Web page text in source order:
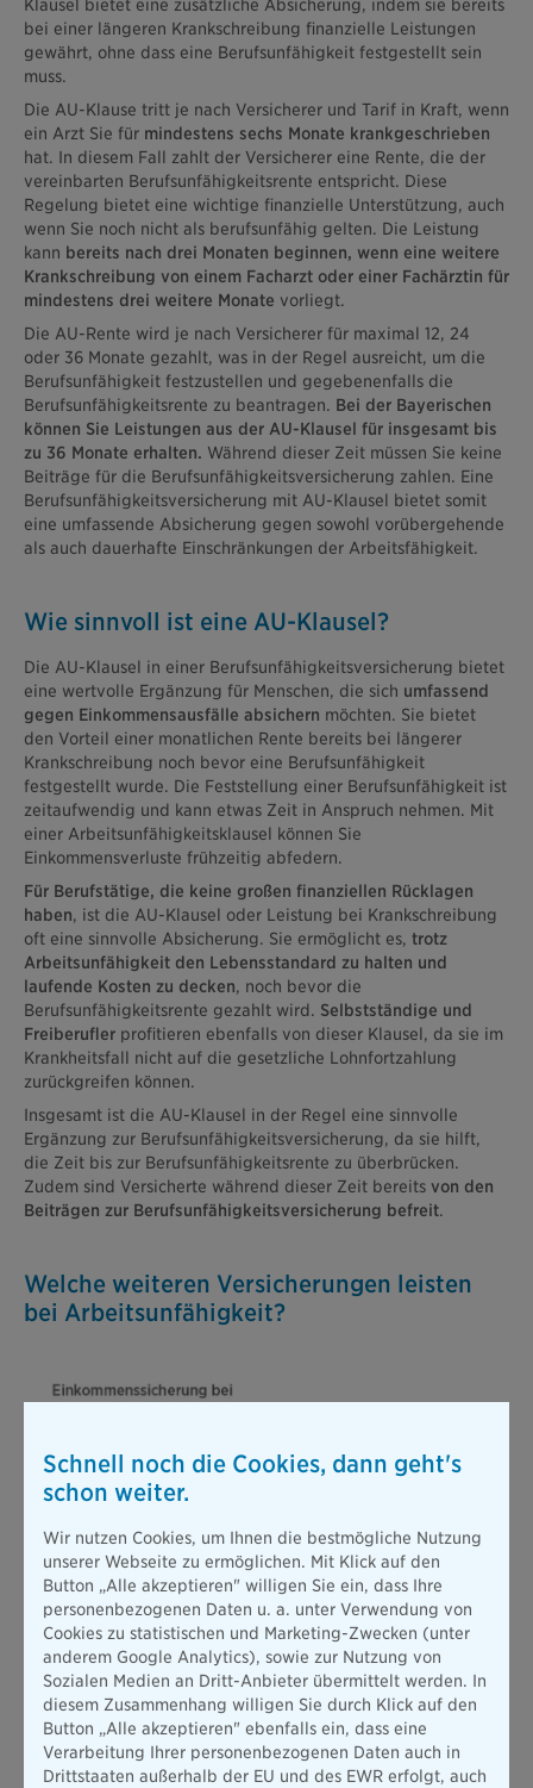
Klausel bietet eine zusätzliche Absicherung, indem sie bereits
bei einer längeren Krankschreibung finanzielle Leistungen
gewährt, ohne dass eine Berufsunfähigkeit festgestellt sein
muss.
Die AU-Klause tritt je nach Versicherer und Tarif in Kraft, wenn
ein Arzt Sie für mindestens sechs Monate krankgeschrieben
hat. In diesem Fall zahlt der Versicherer eine Rente, die der
vereinbarten Berufsunfähigkeitsrente entspricht. Diese
Regelung bietet eine wichtige finanzielle Unterstützung, auch
wenn Sie noch nicht als berufsunfähig gelten. Die Leistung
kann bereits nach drei Monaten beginnen, wenn eine weitere
Krankschreibung von einem Facharzt oder einer Fachärztin für
mindestens drei weitere Monate vorliegt.
Die AU-Rente wird je nach Versicherer für maximal 12, 24
oder 36 Monate gezahlt, was in der Regel ausreicht, um die
Berufsunfähigkeit festzustellen und gegebenenfalls die
Berufsunfähigkeitsrente zu beantragen. Bei der Bayerischen
können Sie Leistungen aus der AU-Klausel für insgesamt bis
zu 36 Monate erhalten. Während dieser Zeit müssen Sie keine
Beiträge für die Berufsunfähigkeitsversicherung zahlen. Eine
Berufsunfähigkeitsversicherung mit AU-Klausel bietet somit
eine umfassende Absicherung gegen sowohl vorübergehende
als auch dauerhafte Einschränkungen der Arbeitsfähigkeit.
Wie sinnvoll ist eine AU-Klausel?
Die AU-Klausel in einer Berufsunfähigkeitsversicherung bietet
eine wertvolle Ergänzung für Menschen, die sich umfassend
gegen Einkommensausfälle absichern möchten. Sie bietet
den Vorteil einer monatlichen Rente bereits bei längerer
Krankschreibung noch bevor eine Berufsunfähigkeit
festgestellt wurde. Die Feststellung einer Berufsunfähigkeit ist
zeitaufwendig und kann etwas Zeit in Anspruch nehmen. Mit
einer Arbeitsunfähigkeitsklausel können Sie
Einkommensverluste frühzeitig abfedern.
Für Berufstätige, die keine großen finanziellen Rücklagen
haben, ist die AU-Klausel oder Leistung bei Krankschreibung
oft eine sinnvolle Absicherung. Sie ermöglicht es, trotz
Arbeitsunfähigkeit den Lebensstandard zu halten und
laufende Kosten zu decken, noch bevor die
Berufsunfähigkeitsrente gezahlt wird. Selbstständige und
Freiberufler profitieren ebenfalls von dieser Klausel, da sie im
Krankheitsfall nicht auf die gesetzliche Lohnfortzahlung
zurückgreifen können.
Insgesamt ist die AU-Klausel in der Regel eine sinnvolle
Ergänzung zur Berufsunfähigkeitsversicherung, da sie hilft,
die Zeit bis zur Berufsunfähigkeitsrente zu überbrücken.
Zudem sind Versicherte während dieser Zeit bereits von den
Beiträgen zur Berufsunfähigkeitsversicherung befreit.
Welche weiteren Versicherungen leisten
bei Arbeitsunfähigkeit?
Schnell noch die Cookies, dann geht's
schon weiter.
Wir nutzen Cookies, um Ihnen die bestmögliche Nutzung
unserer Webseite zu ermöglichen. Mit Klick auf den
Button „Alle akzeptieren" willigen Sie ein, dass Ihre
personenbezogenen Daten u. a. unter Verwendung von
Cookies zu statistischen und Marketing-Zwecken (unter
anderem Google Analytics), sowie zur Nutzung von
Sozialen Medien an Dritt-Anbieter übermittelt werden. In
diesem Zusammenhang willigen Sie durch Klick auf den
Button „Alle akzeptieren" ebenfalls ein, dass eine
Verarbeitung Ihrer personenbezogenen Daten auch in
Drittstaaten außerhalb der EU und des EWR erfolgt, auch